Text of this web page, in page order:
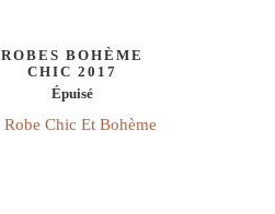
ROBES BOHÈME
CHIC 2017
Épuisé